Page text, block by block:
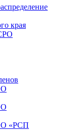
края
«РСП